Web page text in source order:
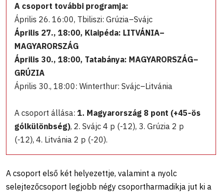
A csoport további programja:
Április 26. 16:00, Tbiliszi: Grúzia–Svájc
Április 27., 18:00, Klaipéda: LITVÁNIA–
MAGYARORSZÁG
Április 30., 18:00, Tatabánya: MAGYARORSZÁG–
GRÚZIA
Április 30., 18:00: Winterthur: Svájc–Litvánia
A csoport állása: 1. Magyarország 8 pont (+45-ös
gólkülönbség), 2. Svájc 4 p (-12), 3. Grúzia 2 p
(-12), 4. Litvánia 2 p (-20).
A csoport első két helyezettje, valamint a nyolc
selejtezőcsoport legjobb négy csoportharmadikja jut ki a